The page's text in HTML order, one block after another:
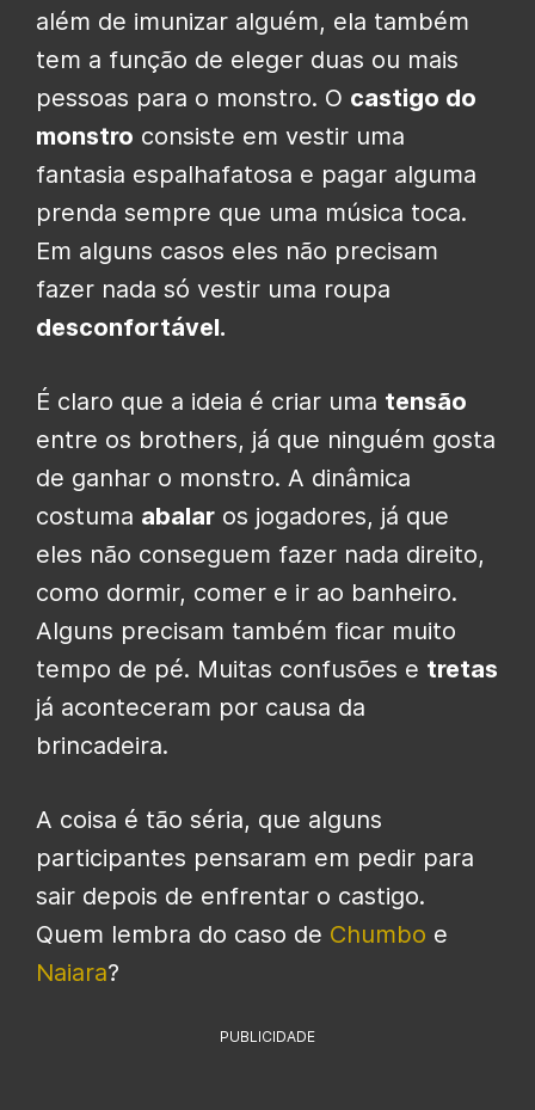
além de imunizar alguém, ela também
tem a função de eleger duas ou mais
pessoas para o monstro. O castigo do
monstro consiste em vestir uma
fantasia espalhafatosa e pagar alguma
prenda sempre que uma música toca.
Em alguns casos eles não precisam
fazer nada só vestir uma roupa
desconfortável.
É claro que a ideia é criar uma tensão
entre os brothers, já que ninguém gosta
de ganhar o monstro. A dinâmica
costuma abalar os jogadores, já que
eles não conseguem fazer nada direito,
como dormir, comer e ir ao banheiro.
Alguns precisam também ficar muito
tempo de pé. Muitas confusões e tretas
já aconteceram por causa da
brincadeira.
A coisa é tão séria, que alguns
participantes pensaram em pedir para
sair depois de enfrentar o castigo.
Quem lembra do caso de Chumbo e
Naiara?
PUBLICIDADE